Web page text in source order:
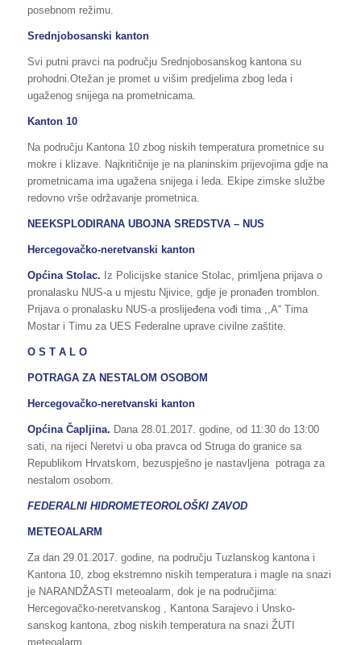
posebnom režimu.
Srednjobosanski kanton
Svi putni pravci na području Srednjobosanskog kantona su
prohodni.Otežan je promet u višim predjelima zbog leda i
ugaženog snijega na prometnicama.
Kanton 10
Na području Kantona 10 zbog niskih temperatura prometnice su
mokre i klizave. Najkritičnije je na planinskim prijevojima gdje na
prometnicama ima ugažena snijega i leda. Ekipe zimske službe
redovno vrše održavanje prometnica.
NEEKSPLODIRANA UBOJNA SREDSTVA – NUS
Hercegovačko-neretvanski kanton
Općina Stolac. Iz Policijske stanice Stolac, primljena prijava o
pronalasku NUS-a u mjestu Njivice, gdje je pronađen tromblon.
Prijava o pronalasku NUS-a proslijeđena vođi tima ,,A“ Tima
Mostar i Timu za UES Federalne uprave civilne zaštite.
O S T A L O
POTRAGA ZA NESTALOM OSOBOM
Hercegovačko-neretvanski kanton
Općina Čapljina. Dana 28.01.2017. godine, od 11:30 do 13:00
sati, na rijeci Neretvi u oba pravca od Struga do granice sa
Republikom Hrvatskom, bezuspješno je nastavljena potraga za
nestalom osobom.
FEDERALNI HIDROMETEOROLOŠKI ZAVOD
METEOALARM
Za dan 29.01.2017. godine, na području Tuzlanskog kantona i
Kantona 10, zbog ekstremno niskih temperatura i magle na snazi
je NARANDŽASTI meteoalarm, dok je na područjima:
Hercegovačko-neretvanskog , Kantona Sarajevo i Unsko-
sanskog kantona, zbog niskih temperatura na snazi ŽUTI
meteoalarm.